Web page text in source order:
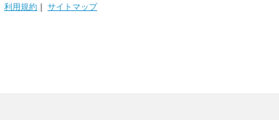
利用規約 サイトマップ